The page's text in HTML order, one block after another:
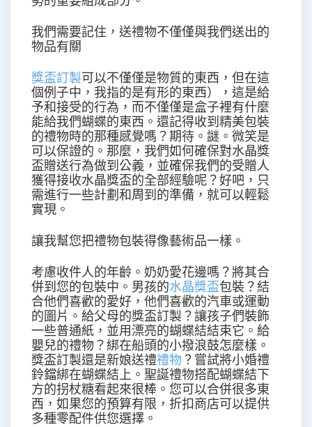
我們需要記住，送禮物不僅僅與我們送出的
物品有關
獎盃訂製可以不僅僅是物質的東西，但在這
個例子中，我指的是有形的東西），這是給
予和接受的行為，而不僅僅是盒子裡有什麼
能給我們蝴蝶的東西。還記得收到精美包裝
的禮物時的那種感覺嗎？期待。謎。微笑是
可以保證的。那麼，我們如何確保對水晶獎
盃贈送行為做到公義，並確保我們的受贈人
獲得接收水晶獎盃的全部經驗呢？好吧，只
需進行一些計劃和周到的準備，就可以輕鬆
實現。
讓我幫您把禮物包裝得像藝術品一樣。
考慮收件人的年齡。奶奶愛花邊嗎？將其合
併到您的包裝中。男孩的水晶獎盃包裝？結
合他們喜歡的愛好，他們喜歡的汽車或運動
的圖片。給父母的獎盃訂製？讓孩子們裝飾
一些普通紙，並用漂亮的蝴蝶結結束它。給
嬰兒的禮物？綁在船頭的小撥浪鼓怎麼樣。
獎盃訂製還是新娘送禮禮物 ？嘗試將小婚禮
鈴鐺綁在蝴蝶結上。聖誕禮物搭配蝴蝶結下
方的拐杖糖看起來很棒。您可以合併很多東
西，如果您的預算有限，折扣商店可以提供
多種零配件供您選擇。